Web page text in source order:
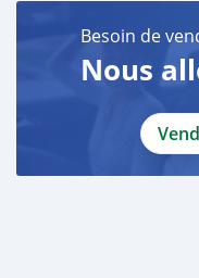
Besoin de
Nous